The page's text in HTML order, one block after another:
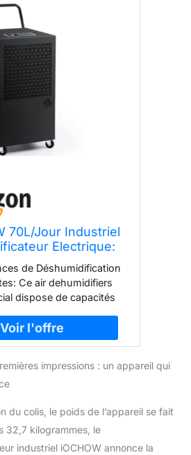
70L/Jour Industriel
Electrique:
200m2/500m3
Cave,
24Hr
d'air,
avec Réservoir
de 5,5L
de Déshumidification
Ce air dehumidifiers
dispose de capacités
par jour (30℃/RH80%),
zones allant jusqu'à 200
electrique offre une
de réglage de l'humidité,
et sa fonction de
automatique
réglée dans une
impressions : un appareil qui
du colis, le poids de l’appareil se fait
32,7 kilogrammes, le
industriel iOCHOW annonce la